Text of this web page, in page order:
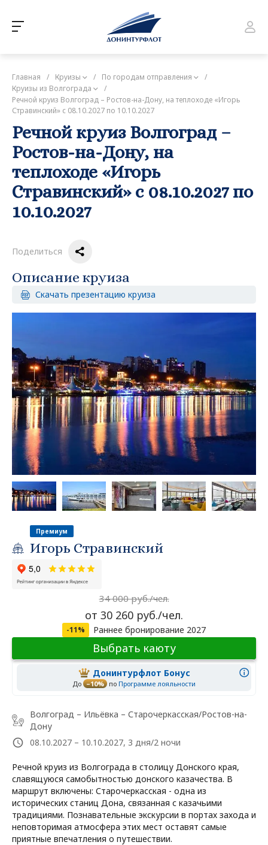
Главная / Круизы / По городам отправления
/
Круизы из Волгограда
/
Речной круиз Волгоград – Ростов-на-Дону, на теплоходе «Игорь
Стравинский» с 08.10.2027 по 10.10.2027
Речной круиз Волгоград –
Ростов-на-Дону, на
теплоходе «Игорь
Стравинский» с 08.10.2027 по
10.10.2027
Поделиться
Описание круиза
Скачать презентацию круиза
Премиум
Игорь Стравинский
34 000 руб./чел.
от 30 260 руб./чел.
-11% Раннее бронирование 2027
Выбрать каюту
Донинтурфлот Бонус
До –10% по Программе лояльности
Волгоград – Ильёвка – Старочеркасская/Ростов-на-
Дону
08.10.2027 – 10.10.2027, 3 дня/2 ночи
Речной круиз из Волгограда в столицу Донского края,
славящуюся самобытностью донского казачества. В
маршрут включены: Старочеркасская - одна из
исторических станиц Дона, связанная с казачьими
традициями. Познавательные экскурсии в портах захода и
неповторимая атмосфера этих мест оставят самые
приятные впечатления о путешествии.